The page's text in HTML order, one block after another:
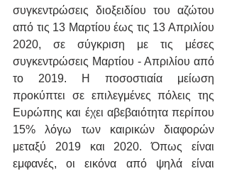
συγκεντρώσεις διοξειδίου του αζώτου
από τις 13 Μαρτίου έως τις 13 Απριλίου
2020, σε σύγκριση με τις μέσες
συγκεντρώσεις Μαρτίου - Απριλίου από
το 2019. Η ποσοστιαία μείωση
προκύπτει σε επιλεγμένες πόλεις της
Ευρώπης και έχει αβεβαιότητα περίπου
15% λόγω των καιρικών διαφορών
μεταξύ 2019 και 2020. Όπως είναι
εμφανές, οι εικόνα από ψηλά είναι